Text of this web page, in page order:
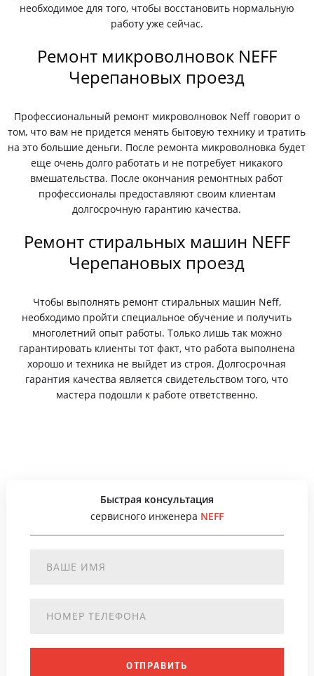
необходимое для того, чтобы восстановить нормальную
работу уже сейчас.
Ремонт микроволновок NEFF
Черепановых проезд
Профессиональный ремонт микроволновок Neff говорит о
том, что вам не придется менять бытовую технику и тратить
на это большие деньги. После ремонта микроволновка будет
еще очень долго работать и не потребует никакого
вмешательства. После окончания ремонтных работ
профессионалы предоставляют своим клиентам
долгосрочную гарантию качества.
Ремонт стиральных машин NEFF
Черепановых проезд
Чтобы выполнять ремонт стиральных машин Neff,
необходимо пройти специальное обучение и получить
многолетний опыт работы. Только лишь так можно
гарантировать клиенты тот факт, что работа выполнена
хорошо и техника не выйдет из строя. Долгосрочная
гарантия качества является свидетельством того, что
мастера подошли к работе ответственно.
Быстрая консультация
сервисного инженера NEFF
ОТПРАВИТЬ